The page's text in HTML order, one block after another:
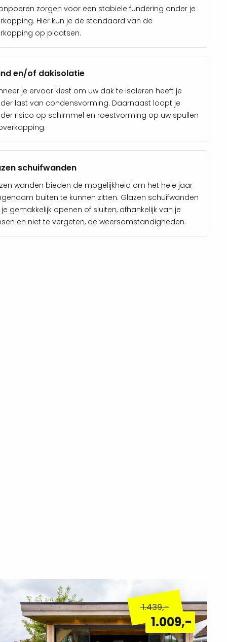
zorgen voor een stabiele fundering onder je
Hier kun je de standaard van de
op plaatsen.
en/of dakisolatie
je ervoor kiest om uw dak te isoleren heeft je
last van condensvorming. Daarnaast loopt je
risico op schimmel en roestvorming op uw spullen
schuifwanden
wanden bieden de mogelijkheid om het hele jaar
buiten te kunnen zitten. Glazen schuifwanden
je gemakkelijk openen of sluiten, afhankelijk van je
en niet te vergeten, de weersomstandigheden.
1.439,-
1.009,-
Lees